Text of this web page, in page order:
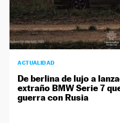
ACTUALIDAD
De berlina de lujo a
extraño BMW Serie 7
guerra con Rusia